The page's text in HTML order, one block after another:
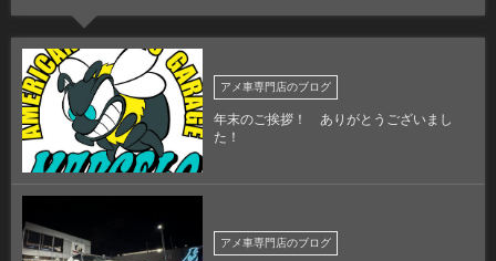
アメ車専門店のブログ
年末のご挨拶！ ありがとうございまし
た！
アメ車専門店のブログ